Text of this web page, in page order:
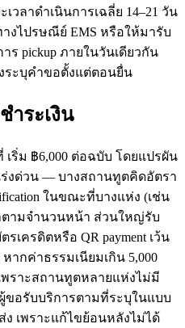
วลาดำเนินการเฉลี่ย 14–21 วัน
งไปรษณีย์ EMS หรือให้มารับ
ร pickup ภายในวันเดียวกัน
ระบุคำขอตั้งแต่ตอนยื่น
ำระเงิน
ริ่ม ฿6,000 ต่อฉบับ โดยแปรผัน
ร่งด่วน — บางสถานทูตคิดอัตรา
ในขณะที่บางแห่ง (เช่น
ามจำนวนหน้า ส่วนใหญ่รับ
เครดิตหรือ QR payment เว้น
ากค่าธรรมเนียมเกิน 5,000
ราะสถานทูตหลายแห่งไม่มี
ขอรับบริการตามที่ระบุในแบบ
เพราะแก้ไขย้อนหลังไม่ได้